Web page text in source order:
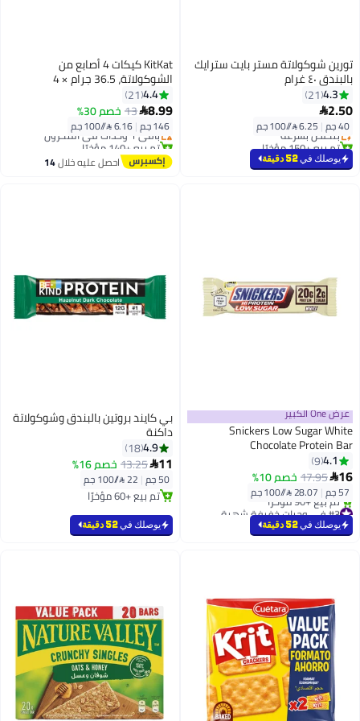
تورين شوكولاتة مستر بايت سترايك
بالبندق ٤٠ غرام
4.3
21
2.50
40 جم |
بتخلّص بسرعة
تم بيع +150 مؤخرًا
بتخلّص بسرعة
يوصلك في52 دقيقة
KitKat كيكات 4 أصابع من
الشوكولاتة، 36.5 جرام × 4
4.4
21
8.99
13 خصم 30%
146 جم |
أقل سعر في 30 يوم
توصيل مجاني
باقي 1 وحدات في المخزون
تم بيع +140 مؤخرًا
أقل سعر في 30 يوماحصل عليه خلال14
عرض One الكبير
Snickers Low Sugar White
Chocolate Protein Bar
4.1
9
16
17.95خصم 10%
57 جم |
#3 في وجبات خفيفة شهية
بتخلّص بسرعة
تم بيع +90 مؤخرًا
يوصلك في52 دقيقة
بي كايند بروتين بالبندق وشوكولاتة
داكنة
4.9
18
11
13.25خصم 16%
50 جم |
تم بيع +60 مؤخرًا
تم بيع +60 مؤخرًا
يوصلك في52 دقيقة